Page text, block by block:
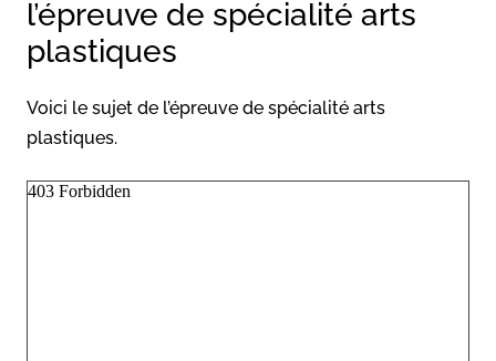
l’épreuve de spécialité arts
plastiques
Voici le sujet de l’épreuve de spécialité arts
plastiques.